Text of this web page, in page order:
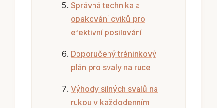
Správná technika a
opakování cviků pro
efektivní posilování
Doporučený tréninkový
plán pro svaly na ruce
Výhody silných svalů na
rukou v každodenním